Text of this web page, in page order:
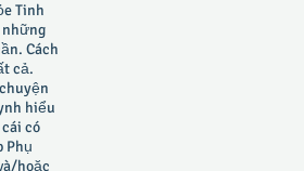
Tinh
những
Cách
cả.
hiểu
có
Phụ
hoặc